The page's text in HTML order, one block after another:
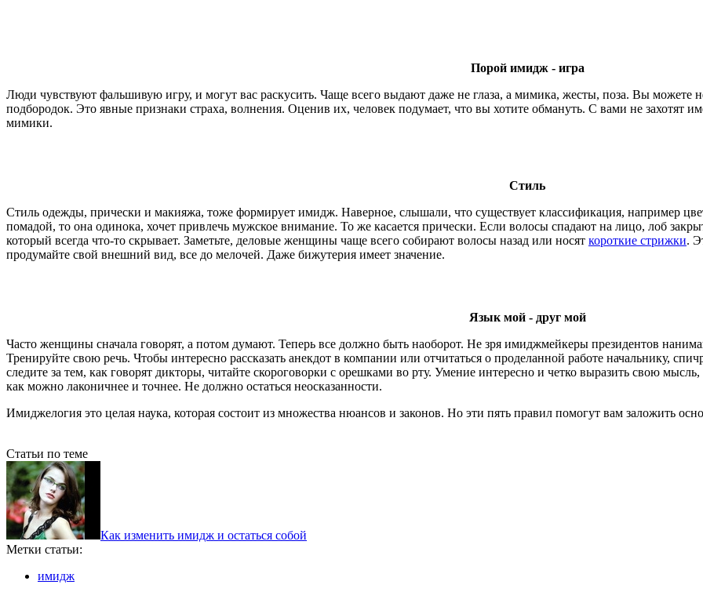
Порой имидж - игра
Люди чувствуют фальшивую игру, и могут вас раскусить. Чаще всего выдают даже не глаза, а мимика, жесты, поза. Вы можете
подбородок. Это явные признаки страха, волнения. Оценив их, человек подумает, что вы хотите обмануть. С вами не захотят
мимики.
Стиль
Стиль одежды, прически и макияжа, тоже формирует имидж. Наверное, слышали, что существует классификация, например
помадой, то она одинока, хочет привлечь мужское внимание. То же касается прически. Если волосы спадают на лицо, лоб
который всегда что-то скрывает. Заметьте, деловые женщины чаще всего собирают волосы назад или носят короткие стрижки.
продумайте свой внешний вид, все до мелочей. Даже бижутерия имеет значение.
Язык мой - друг мой
Часто женщины сначала говорят, а потом думают. Теперь все должно быть наоборот. Не зря имиджмейкеры президентов
Тренируйте свою речь. Чтобы интересно рассказать анекдот в компании или отчитаться о проделанной работе начальнику,
следите за тем, как говорят дикторы, читайте скороговорки с орешками во рту. Умение интересно и четко выразить свою
как можно лаконичнее и точнее. Не должно остаться неосказанности.
Имиджелогия это целая наука, которая состоит из множества нюансов и законов. Но эти пять правил помогут вам заложить
Статьи по теме
Как изменить имидж и остаться собой
Метки статьи:
имидж